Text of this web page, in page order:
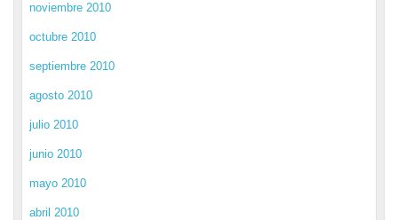
noviembre 2010
octubre 2010
septiembre 2010
agosto 2010
julio 2010
junio 2010
mayo 2010
abril 2010